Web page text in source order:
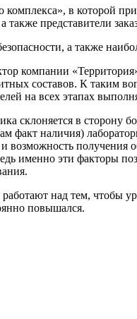
комплекса», в которой
представители
а также
компании
составов. К таким
на всех этапах
склоняется в сторону
наличия)
возможность
именно эти факторы
над тем, чтобы
повышался.